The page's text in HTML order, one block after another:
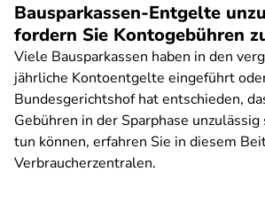
Bausparkassen-Entgelte
fordern Sie Kontogebühren
Viele Bausparkassen haben in den
jährliche Kontoentgelte eingeführt
Bundesgerichtshof hat entschieden,
Gebühren in der Sparphase
tun können, erfahren Sie in diesem
Verbraucherzentralen.